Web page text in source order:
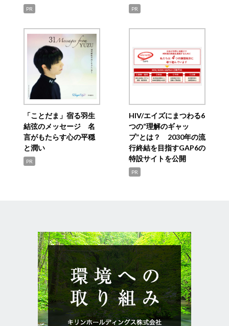
PR PR
「ことだま」宿る羽生
結弦のメッセージ 名
言がもたらす心の平穏
と潤い
PR
HIV/エイズにまつわる6
つの“理解のギャッ
プ”とは？ 2030年の流
行終結を目指すGAP6の
特設サイトを公開
PR